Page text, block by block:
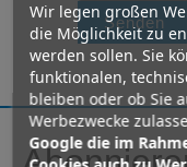
Senden
Wir legen großen
die Möglichkeit zu
werden sollen. Sie
funktionalen,
bleiben oder ob Sie
Werbezwecke
Google die im